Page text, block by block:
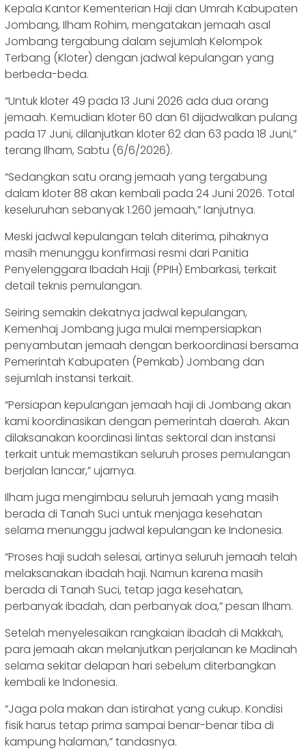
Kepala Kantor Kementerian Haji dan Umrah Kabupaten
Jombang, Ilham Rohim, mengatakan jemaah asal
Jombang tergabung dalam sejumlah Kelompok
Terbang (Kloter) dengan jadwal kepulangan yang
berbeda-beda.
“Untuk kloter 49 pada 13 Juni 2026 ada dua orang
jemaah. Kemudian kloter 60 dan 61 dijadwalkan pulang
pada 17 Juni, dilanjutkan kloter 62 dan 63 pada 18 Juni,”
terang Ilham, Sabtu (6/6/2026).
“Sedangkan satu orang jemaah yang tergabung
dalam kloter 88 akan kembali pada 24 Juni 2026. Total
keseluruhan sebanyak 1.260 jemaah,” lanjutnya.
Meski jadwal kepulangan telah diterima, pihaknya
masih menunggu konfirmasi resmi dari Panitia
Penyelenggara Ibadah Haji (PPIH) Embarkasi, terkait
detail teknis pemulangan.
Seiring semakin dekatnya jadwal kepulangan,
Kemenhaj Jombang juga mulai mempersiapkan
penyambutan jemaah dengan berkoordinasi bersama
Pemerintah Kabupaten (Pemkab) Jombang dan
sejumlah instansi terkait.
“Persiapan kepulangan jemaah haji di Jombang akan
kami koordinasikan dengan pemerintah daerah. Akan
dilaksanakan koordinasi lintas sektoral dan instansi
terkait untuk memastikan seluruh proses pemulangan
berjalan lancar,” ujarnya.
Ilham juga mengimbau seluruh jemaah yang masih
berada di Tanah Suci untuk menjaga kesehatan
selama menunggu jadwal kepulangan ke Indonesia.
“Proses haji sudah selesai, artinya seluruh jemaah telah
melaksanakan ibadah haji. Namun karena masih
berada di Tanah Suci, tetap jaga kesehatan,
perbanyak ibadah, dan perbanyak doa,” pesan Ilham.
Setelah menyelesaikan rangkaian ibadah di Makkah,
para jemaah akan melanjutkan perjalanan ke Madinah
selama sekitar delapan hari sebelum diterbangkan
kembali ke Indonesia.
“Jaga pola makan dan istirahat yang cukup. Kondisi
fisik harus tetap prima sampai benar-benar tiba di
kampung halaman,” tandasnya.